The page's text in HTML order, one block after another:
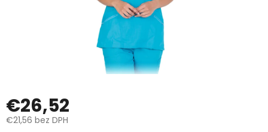
€26,52
€21,56 bez DPH